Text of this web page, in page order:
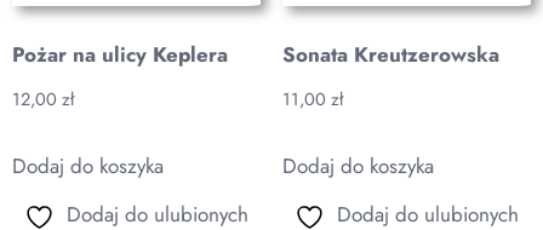
Pożar na ulicy Keplera
12,00 zł
Dodaj do koszyka
Dodaj do ulubionych
Sonata Kreutzerowska
11,00 zł
Dodaj do koszyka
Dodaj do ulubionych